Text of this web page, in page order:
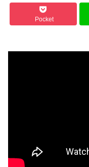
Pocket